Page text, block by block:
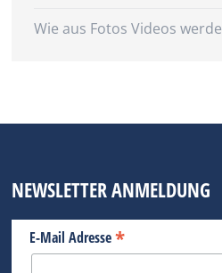
Wie aus Fotos Videos
NEWSLETTER ANMELDUNG
E-Mail Adresse*